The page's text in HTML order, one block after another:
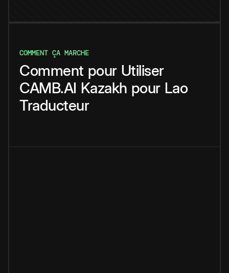
COMMENT ÇA MARCHE
Comment pour Utiliser
CAMB.AI Kazakh pour Lao
Traducteur